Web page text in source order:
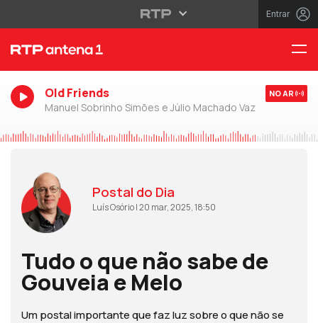
Entrar
Old Friends
Manuel Sobrinho Simões e Júlio Machado Vaz
NO AR
Postal do Dia
Luís Osório | 20 mar, 2025, 18:50
Tudo o que não sabe de
Gouveia e Melo
Um postal importante que faz luz sobre o que não se